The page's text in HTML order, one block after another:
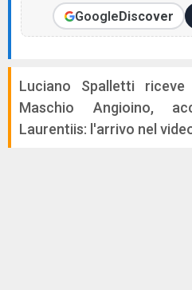
GoogleDiscover
Luciano Spalletti
Maschio Angioino,
Laurentiis: l'arrivo nel